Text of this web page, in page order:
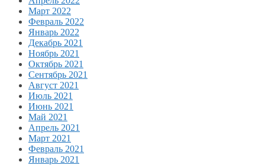
Март 2022
Февраль 2022
Январь 2022
Декабрь 2021
Ноябрь 2021
Октябрь 2021
Сентябрь 2021
Август 2021
Июль 2021
Июнь 2021
Май 2021
Апрель 2021
Март 2021
Февраль 2021
Январь 2021